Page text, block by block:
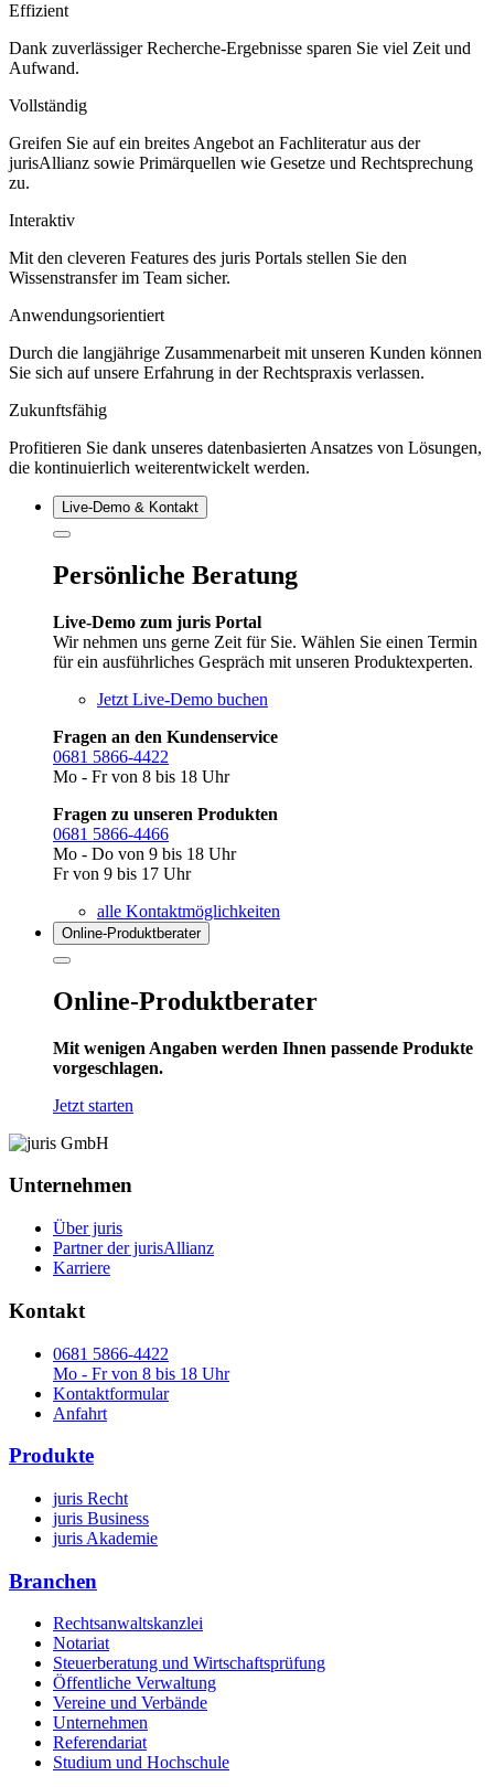
Effizient
Dank zuverlässiger Recherche-Ergebnisse sparen Sie viel Zeit und
Aufwand.
Vollständig
Greifen Sie auf ein breites Angebot an Fachliteratur aus der
jurisAllianz sowie Primärquellen wie Gesetze und Rechtsprechung
zu.
Interaktiv
Mit den cleveren Features des juris Portals stellen Sie den
Wissenstransfer im Team sicher.
Anwendungsorientiert
Durch die langjährige Zusammenarbeit mit unseren Kunden können
Sie sich auf unsere Erfahrung in der Rechtspraxis verlassen.
Zukunftsfähig
Profitieren Sie dank unseres datenbasierten Ansatzes von Lösungen,
die kontinuierlich weiterentwickelt werden.
Live‑Demo & Kontakt
Persönliche Beratung
Live-Demo zum juris Portal
Wir nehmen uns gerne Zeit für Sie. Wählen Sie einen Termin
für ein ausführliches Gespräch mit unseren Produktexperten.
Jetzt Live-Demo buchen
Fragen an den Kundenservice
0681 5866-4422
Mo - Fr von 8 bis 18 Uhr
Fragen zu unseren Produkten
0681 5866-4466
Mo - Do von 9 bis 18 Uhr
Fr von 9 bis 17 Uhr
alle Kontaktmöglichkeiten
Online-Produkt­berater
Online-Produktberater
Mit wenigen Angaben werden Ihnen passende Produkte
vorgeschlagen.
Jetzt starten
Unternehmen
Über juris
Partner der jurisAllianz
Karriere
Kontakt
0681 5866-4422
Mo - Fr von 8 bis 18 Uhr
Kontaktformular
Anfahrt
Produkte
juris Recht
juris Business
juris Akademie
Branchen
Rechtsanwaltskanzlei
Notariat
Steuerberatung und Wirtschaftsprüfung
Öffentliche Verwaltung
Vereine und Verbände
Unternehmen
Referendariat
Studium und Hochschule